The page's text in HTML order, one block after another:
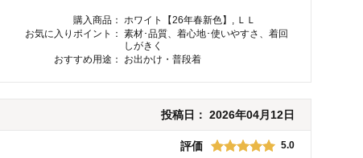
購入商品： ホワイト【26年春新色】, ＬＬ
お気に入りポイント： 素材･品質、着心地･使いやすさ、着回
しがきく
おすすめ用途：
お出かけ・普段着
投稿日： 2026年04月12日
評価 5.0